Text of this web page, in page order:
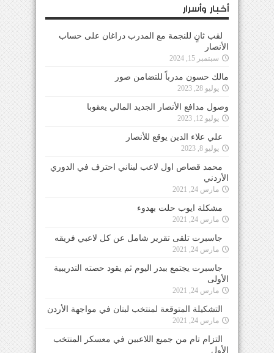
أخبار وأسرار
لقب ثانٍ للنجمة مع المدرب دراغان على حساب
الأنصار
سبتمبر 15, 2024
مالك حسون مدرباً للتضامن صور
يوليو 28, 2023
وصول مدافع الأنصار الجديد المالي يعقوبا
يوليو 12, 2023
علي علاء الدين يوقع للأنصار
يوليو 8, 2023
محمد قصاص اول لاعب لبناني احترف في الدوري
الأردني
مارس 24, 2021
مشكلة ايوب حلت بهدوء
مارس 24, 2021
جاسبرت تلقى تقرير شامل عن كل لاعبي فريقه
مارس 24, 2021
جاسبرت يجتمع ببدر اليوم ثم يقود حصته التدريبية
الأولى
مارس 24, 2021
التشكيلة المتوقعة لمنتخب لبنان في مواجهة الأردن
مارس 24, 2021
التزام تام من جميع اللاعبين في معسكر المنتخب
الأول